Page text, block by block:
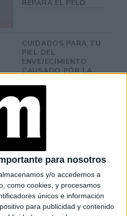
para nosotros
y/o accedemos a
como cookies, y procesamos
únicos e información
para publicidad y contenido
REPARA EL PELO
CUIDADOS PARA TU
PIEL DEL
ENVEJECIMIENTO
CAUSADO POR LA
UÑAS CIRUELA: 7
SON TENDENCIA EN
INVIERNO 2026